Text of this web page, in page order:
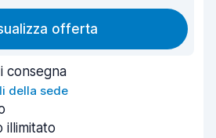
offerta
consegna
della sede
illimitato